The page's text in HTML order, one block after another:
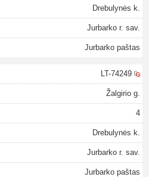
Drebulynės k.
Jurbarko r. sav.
Jurbarko paštas
LT-74249
Žalgirio g.
4
Drebulynės k.
Jurbarko r. sav.
Jurbarko paštas